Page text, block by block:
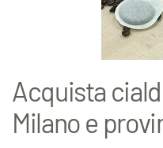
Acquista
Milano e